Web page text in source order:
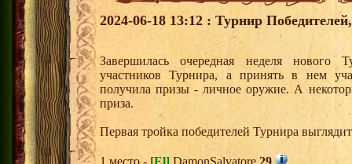
2024-06-18 13:12 : Турнир
Завершилась очередная неделя нового
участников Турнира, а принять в нем
получила призы - личное оружие. А
приза.
Первая тройка победителей Турнира
1 место - [El] DamonSalvatore 29